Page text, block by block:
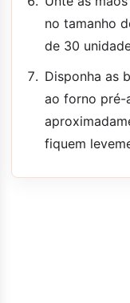
no tamanho
de 30
Disponha as
ao forno pré-
fiquem